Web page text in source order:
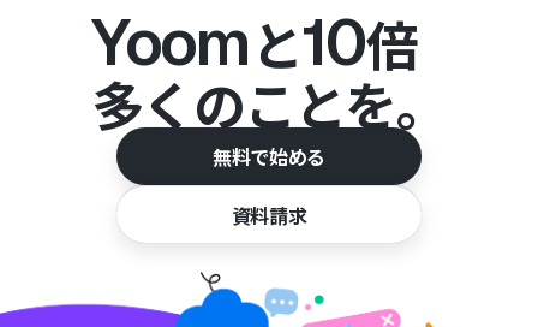
Yoomと10倍
多くのことを。
無料で始める
資料請求